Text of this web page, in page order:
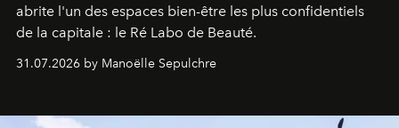
abrite l'un des espaces bien-être les plus confidentiels
de la capitale : le Ré Labo de Beauté.
31.07.2026 by Manoëlle Sepulchre